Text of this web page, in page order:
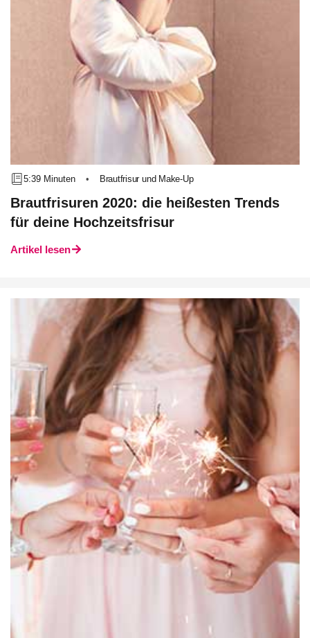
5:39 Minuten • Brautfrisur und Make-Up
Brautfrisuren 2020: die heißesten Trends
für deine Hochzeitsfrisur
Artikel lesen